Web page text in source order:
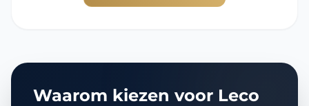
Waarom kiezen voor Leco